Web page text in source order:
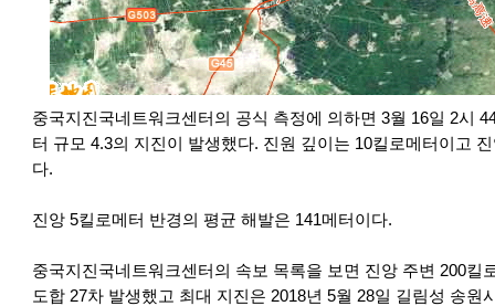
중국지진국네트워크센터의 공식 측정에 의하면 3월 16일 2시
터 규모 4.3의 지진이 발생했다. 진원 깊이는 10킬로메터이고
다.
진앙 5킬로메터 반경의 평균 해발은 141메터이다.
중국지진국네트워크센터의 속보 목록을 보면 진앙 주변 200킬
도합 27차 발생했고 최대 지진은 2018년 5월 28일 길림성 송원